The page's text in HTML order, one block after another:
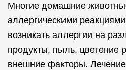
Многие домашние
аллергическими
возникать аллергии на
продукты, пыль, цветение
внешние факторы.